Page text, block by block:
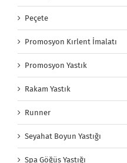
Peçete
Promosyon Kırlent İmalatı
Promosyon Yastık
Rakam Yastık
Runner
Seyahat Boyun Yastığı
Spa Göğüs Yastığı